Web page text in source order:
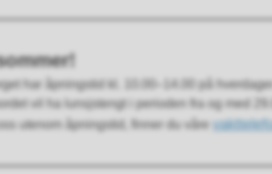
har åpningstid kl. 10.00–14.00 på hverdager.
vil ha lunsjstengt i perioden fra og med
utenom åpningstid, finner du våre